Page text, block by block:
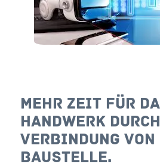
Mehr Zeit für
Handwerk
Verbindung von
Baustelle.